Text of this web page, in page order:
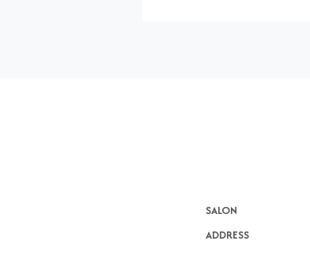
SALON
ADDRESS